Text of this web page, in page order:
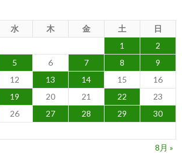
水 木 金 土
日
1
2
5 6 7 8
9
12 13 14 15
16
19 20 21 22
23
26 27 28 29
30
8月 »